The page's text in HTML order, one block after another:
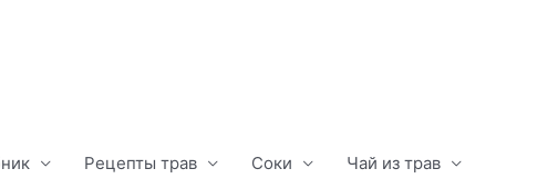
Рецепты трав Соки Чай из трав